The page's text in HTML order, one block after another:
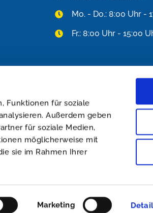
Funktionen für soziale
Außerdem geben
für soziale Medien,
möglicherweise mit
sie im Rahmen Ihrer
Marketing
Mo. - Do.: 8:00 Uhr -
Fr.: 8:00 Uhr - 15:00